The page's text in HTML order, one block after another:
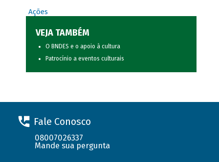
Ações
VEJA TAMBÉM
O BNDES e o apoio à cultura
Patrocínio a eventos culturais
Fale Conosco
08007026337
Mande sua pergunta